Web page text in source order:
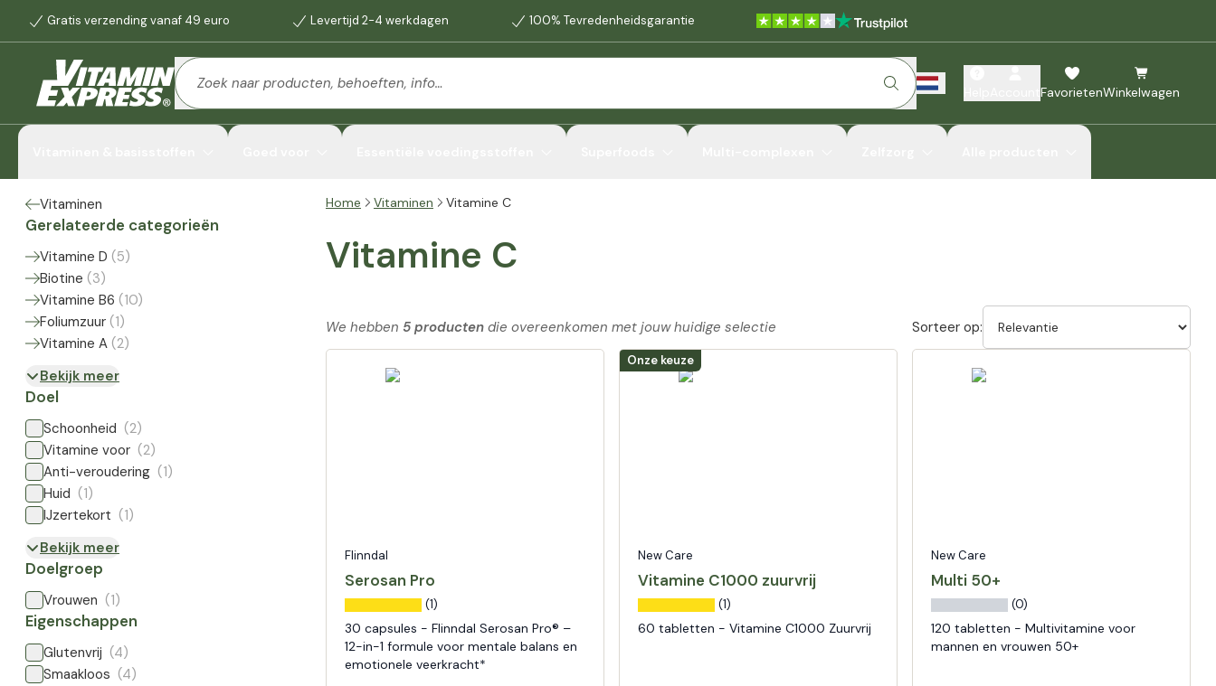
Gratis verzending vanaf 49 euro Levertijd 2-4 werkdagen 100% Tevredenheidsgarantie
FavorietenWinkelwagen
Vitaminen
Gerelateerde categorieën
Vitamine D (5)
Biotine (3)
Vitamine B6 (10)
Foliumzuur (1)
Vitamine A (2)
Bekijk meer
Doel
Schoonheid (2)
Vitamine voor (2)
Anti-veroudering (1)
Huid (1)
IJzertekort (1)
Bekijk meer
Doelgroep
Vrouwen (1)
Eigenschappen
Glutenvrij (4)
Smaakloos (4)
Home Vitaminen Vitamine C
Vitamine C
We hebben 5 productendie overeenkomen met jouw huidige selectie Sorteer op:
Flinndal
Serosan Pro
(1)
30 capsules - Flinndal Serosan Pro® –
12-in-1 formule voor mentale balans en
emotionele veerkracht*
Onze keuze
New Care
Vitamine C1000 zuurvrij
(1)
60 tabletten - Vitamine C1000 Zuurvrij
New Care
Multi 50+
(0)
120 tabletten - Multivitamine voor
mannen en vrouwen 50+